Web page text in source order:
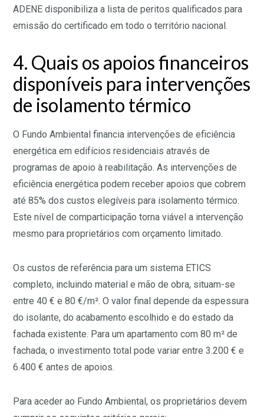
ADENE disponibiliza a lista de peritos qualificados para
emissão do certificado em todo o território nacional.
4. Quais os apoios financeiros
disponíveis para intervenções
de isolamento térmico
O Fundo Ambiental financia intervenções de eficiência
energética em edifícios residenciais através de
programas de apoio à reabilitação. As intervenções de
eficiência energética podem receber apoios que cobrem
até 85% dos custos elegíveis para isolamento térmico.
Este nível de comparticipação torna viável a intervenção
mesmo para proprietários com orçamento limitado.
Os custos de referência para um sistema ETICS
completo, incluindo material e mão de obra, situam-se
entre 40 € e 80 €/m². O valor final depende da espessura
do isolante, do acabamento escolhido e do estado da
fachada existente. Para um apartamento com 80 m² de
fachada, o investimento total pode variar entre 3.200 € e
6.400 € antes de apoios.
Para aceder ao Fundo Ambiental, os proprietários devem